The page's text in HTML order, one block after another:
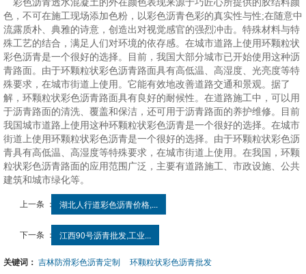
彩色沥青透水混凝土的外在颜色表现来源于巧匠心所提供的胶结料颜
色，不可在施工现场添加色粉，以彩色沥青色彩的真实性与性;在随意中
流露质朴、典雅的诗意，创造出对视觉感官的强烈冲击。特殊材料与特
殊工艺的结合，满足人们对环境的依存感。在城市道路上使用环颗粒状
彩色沥青是一个很好的选择。目前，我国大部分城市已开始使用这种沥
青路面。由于环颗粒状彩色沥青路面具有高低温、高湿度、光亮度等特
殊要求，在城市街道上使用。它能有效地改善道路交通和景观。据了
解，环颗粒状彩色沥青路面具有良好的耐候性。在道路施工中，可以用
于沥青路面的清洗、覆盖和保洁，还可用于沥青路面的养护维修。目前
我国城市道路上使用这种环颗粒状彩色沥青是一个很好的选择。在城市
街道上使用环颗粒状彩色沥青是一个很好的选择。由于环颗粒状彩色沥
青具有高低温、高湿度等特殊要求，在城市街道上使用。在我国，环颗
粒状彩色沥青路面的应用范围广泛，主要有道路施工、市政设施、公共
建筑和城市绿化等。
上一条 ： 湖北人行道彩色沥青价格,...
下一条 ： 江西90号沥青批发,工业...
关键词： 吉林防滑彩色沥青定制 环颗粒状彩色沥青批发